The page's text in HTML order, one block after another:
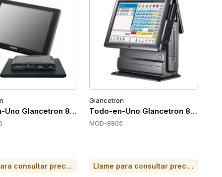
Uno Glancetron 8806
Llame para consultar precio o para comprar
Glancetron
Todo-en-Uno Glancetron 8805
MOD-8805
Llame para consultar precio o para comprar